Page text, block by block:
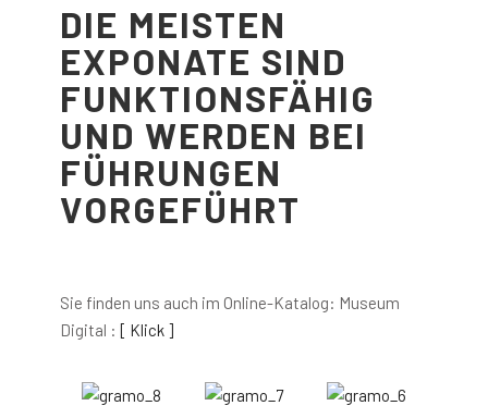
DIE MEISTEN
EXPONATE SIND
FUNKTIONSFÄHIG
UND WERDEN BEI
FÜHRUNGEN
VORGEFÜHRT
Sie finden uns auch im Online-Katalog: Museum
Digital : [ Klick ]